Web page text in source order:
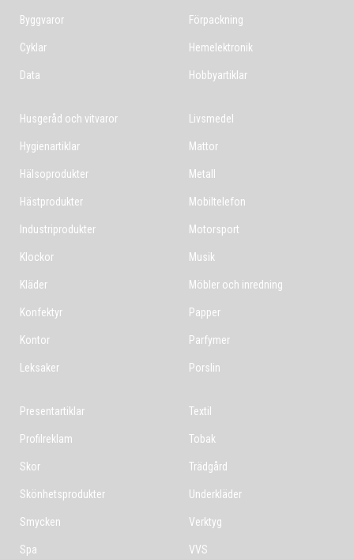
Byggvaror
Cyklar
Data
Förpackning
Hemelektronik
Hobbyartiklar
Husgeråd och vitvaror
Hygienartiklar
Hälsoprodukter
Hästprodukter
Industriprodukter
Klockor
Kläder
Konfektyr
Kontor
Leksaker
Livsmedel
Mattor
Metall
Mobiltelefon
Motorsport
Musik
Möbler och inredning
Papper
Parfymer
Porslin
Presentartiklar
Profilreklam
Skor
Skönhetsprodukter
Smycken
Spa
Textil
Tobak
Trädgård
Underkläder
Verktyg
VVS